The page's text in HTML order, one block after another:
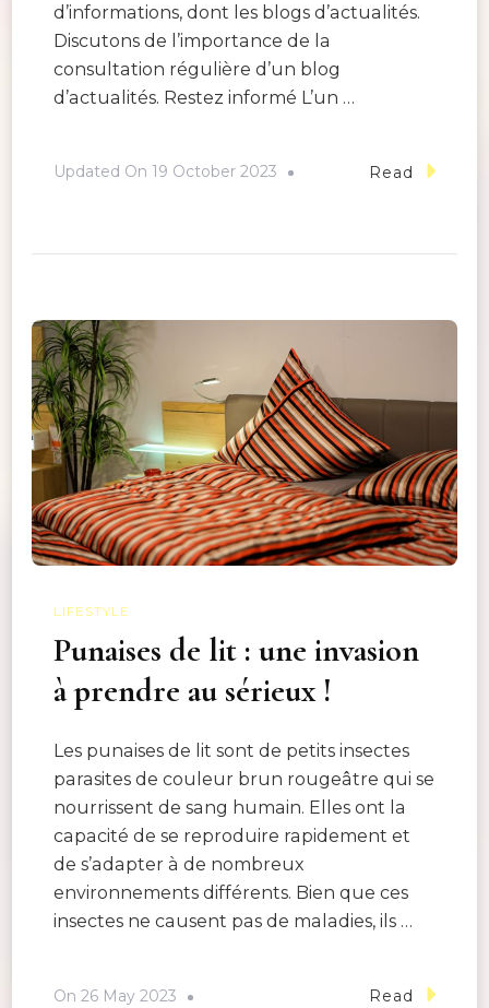
d’informations, dont les blogs d’actualités.
Discutons de l’importance de la
consultation régulière d’un blog
d’actualités. Restez informé L’un …
Updated On 19 October 2023 Read
LIFESTYLE
Punaises de lit : une invasion
à prendre au sérieux !
Les punaises de lit sont de petits insectes
parasites de couleur brun rougeâtre qui se
nourrissent de sang humain. Elles ont la
capacité de se reproduire rapidement et
de s’adapter à de nombreux
environnements différents. Bien que ces
insectes ne causent pas de maladies, ils …
On 26 May 2023 Read